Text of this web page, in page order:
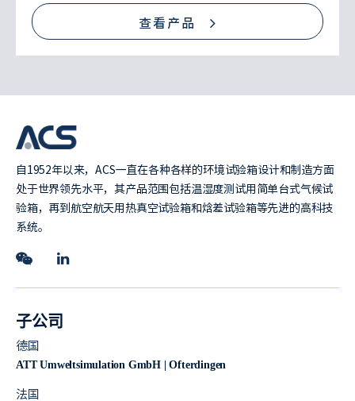
查看产品
自1952年以来，ACS一直在各种各样的环境试验箱设计和制造方面
处于世界领先水平，其产品范围包括温湿度测试用简单台式气候试
验箱，再到航空航天用热真空试验箱和焓差试验箱等先进的高科技
系统。
子公司
德国
ATT Umweltsimulation GmbH | Ofterdingen
法国